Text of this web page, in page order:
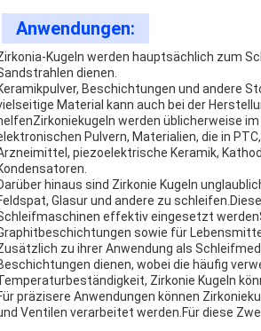
Anwendungen:
Kugeln werden hauptsächlich zum
dienen.
Beschichtungen und andere
Material kann auch bei der
werden üblicherweise
Pulvern, Materialien, die in
piezoelektrische Keramik,
hinaus sind Zirkonie Kugeln
Glasur und andere zu
effektiv eingesetzt
sowie für
zu ihrer Anwendung als
dienen, wobei die häufig
Zirkonie Kugeln
präzisere Anwendungen können
Ventilen verarbeitet werden.Für diese